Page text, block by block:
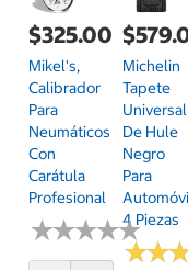
$325.00
Mikel's,
Calibrador
Para
Neumáticos
Con
Carátula
Profesional
★★★★★
★★★★★
Michelin
Tapete
Universal
De Hule
Negro
Para
4 Piezas
★★
★★